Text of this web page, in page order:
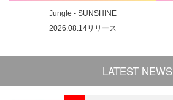
Jungle - SUNSHINE
2026.08.14リリース
LATEST NEWS